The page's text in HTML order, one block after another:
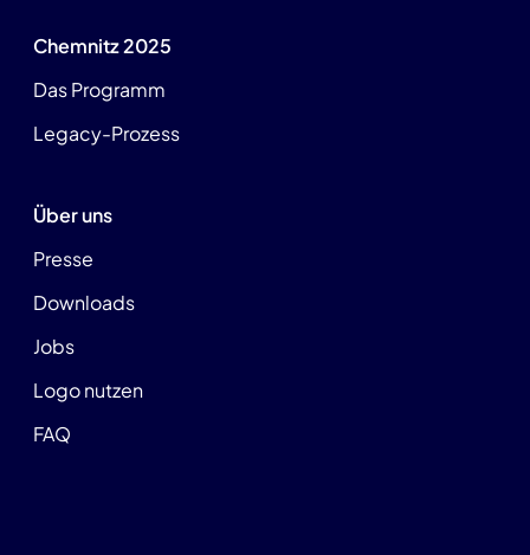
Chemnitz 2025
Das Programm
Legacy-Prozess
Über uns
Presse
Downloads
Jobs
Logo nutzen
FAQ